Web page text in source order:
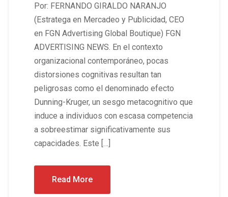
Por: FERNANDO GIRALDO NARANJO
(Estratega en Mercadeo y Publicidad, CEO
en FGN Advertising Global Boutique) FGN
ADVERTISING NEWS. En el contexto
organizacional contemporáneo, pocas
distorsiones cognitivas resultan tan
peligrosas como el denominado efecto
Dunning-Kruger, un sesgo metacognitivo que
induce a individuos con escasa competencia
a sobreestimar significativamente sus
capacidades. Este […]
Read More